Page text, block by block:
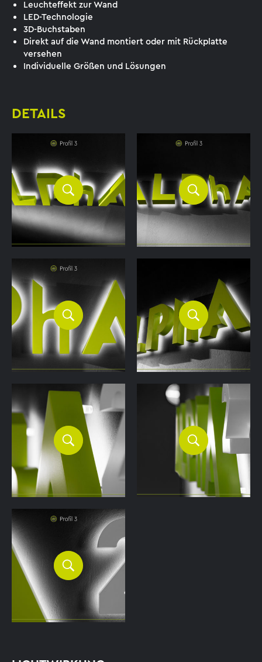
Leuchteffekt zur Wand
LED-Technologie
3D-Buchstaben
Direkt auf die Wand montiert oder mit Rückplatte
versehen
Individuelle Größen und Lösungen
DETAILS